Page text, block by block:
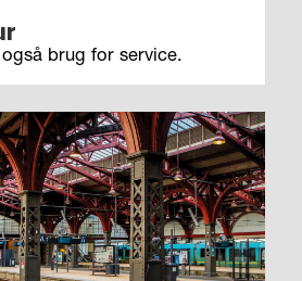
brug for service.